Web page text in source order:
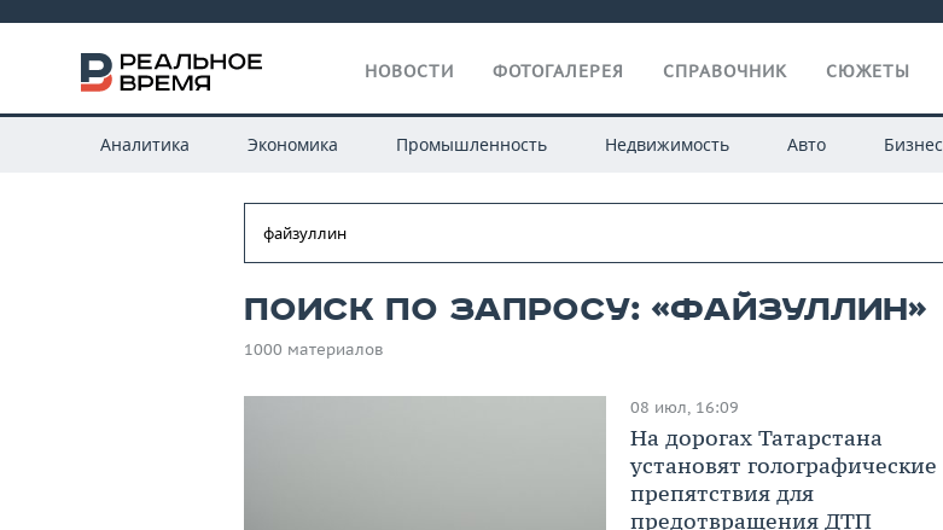
НОВОСТИ ФОТОГАЛЕРЕЯ СПРАВОЧНИК СЮЖЕТЫ
Аналитика Экономика Промышленность Недвижимость Авто Бизнес
Поиск по запросу: «файзуллин»
1000 материалов
08 июл, 16:09
На дорогах Татарстана
установят голографические
препятствия для
предотвращения ДТП